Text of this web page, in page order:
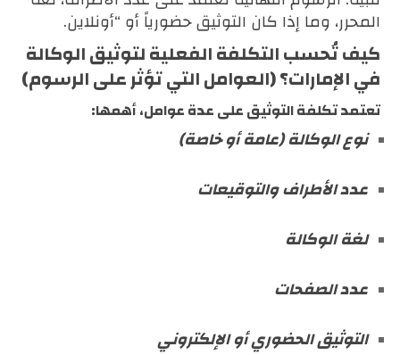
المحرر، وما إذا كان التوثيق حضورياً أو “أونلاين.
كيف تُحسب التكلفة الفعلية لتوثيق الوكالة
في الإمارات؟ (العوامل التي تؤثر على الرسوم)
تعتمد تكلفة التوثيق على عدة عوامل، أهمها:
نوع الوكالة (عامة أو خاصة)
عدد الأطراف والتوقيعات
لغة الوكالة
عدد الصفحات
التوثيق الحضوري أو الإلكتروني